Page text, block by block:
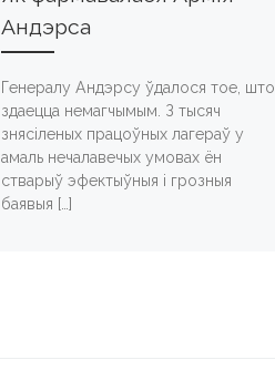
Андэрса
Генералу Андэрсу ўдалося тое, што
здаецца немагчымым. З тысяч
знясіленых працоўных лагераў у
амаль нечалавечых умовах ён
стварыў эфектыўныя і грозныя
баявыя […]